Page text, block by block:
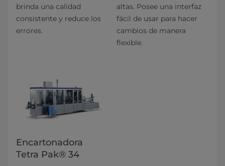
brinda una calidad
consistente y reduce los
errores.
altas. Posee una interfaz
fácil de usar para hacer
cambios de manera
flexible.
Encartonadora
Tetra Pak® 34